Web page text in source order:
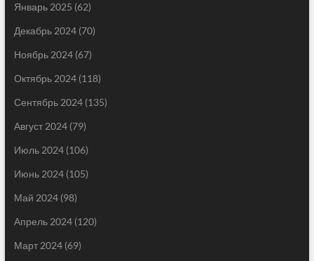
Январь 2025 (62)
Декабрь 2024(70)
Ноябрь 2024(67)
Октябрь 2024(118)
Сентябрь 2024(135)
Август 2024(79)
Июль 2024(106)
Июнь 2024(105)
Май 2024(98)
Апрель 2024(120)
Март 2024(69)